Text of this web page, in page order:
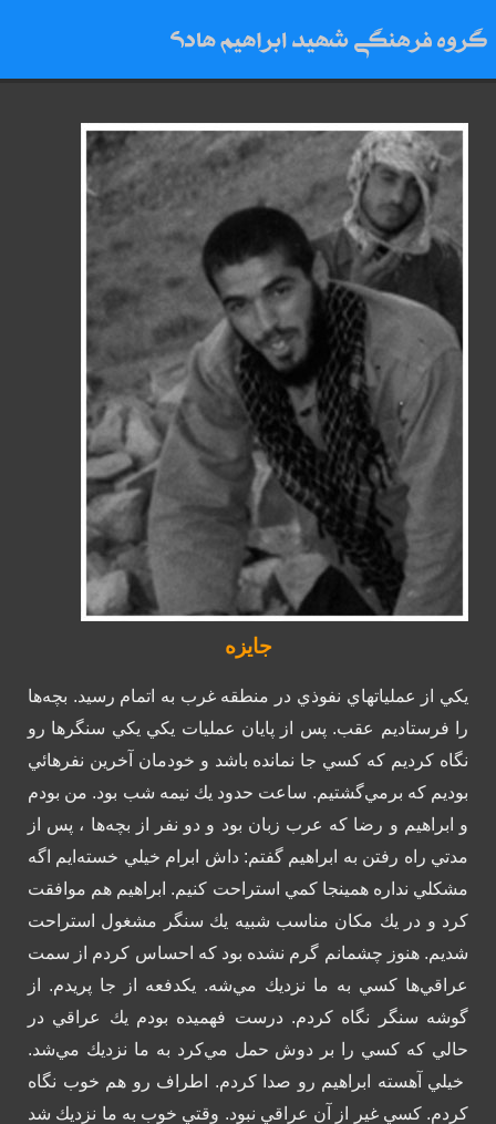
جایزه
يكي از عملياتهاي نفوذي در منطقه غرب به اتمام رسيد. بچه‌ها
را فرستاديم عقب. پس از پايان عمليات يكي يكي سنگرها رو
نگاه كرديم كه كسي جا نمانده باشد و خودمان آخرين نفرهائي
بوديم كه برمي‌گشتيم. ساعت حدود يك نيمه شب بود. من بودم
و ابراهيم و رضا كه عرب زبان بود و دو نفر از بچه‌ها ، پس از
مدتي راه رفتن به ابراهيم گفتم: داش ابرام خيلي خسته‌ايم اگه
مشكلي نداره همينجا كمي استراحت كنيم. ابراهيم هم موافقت
كرد و در يك مكان مناسب شبيه يك سنگر مشغول استراحت
شديم. هنوز چشمانم گرم نشده بود كه احساس كردم از سمت
عراقي‌ها كسي به ما نزديك مي‌شه. يكدفعه از جا پريدم. از
گوشه سنگر نگاه كردم. درست فهميده بودم يك عراقي در
حالي كه كسي را بر دوش حمل مي‌كرد به ما نزديك مي‌شد.
خيلي آهسته ابراهيم رو صدا كردم. اطراف رو هم خوب نگاه
كردم. كسي غير از آن عراقي نبود. وقتي خوب به ما نزديك شد